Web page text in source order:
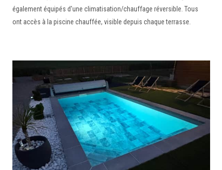
également équipés d'une climatisation/chauffage réversible. Tous
ont accès à la piscine chauffée, visible depuis chaque terrasse.